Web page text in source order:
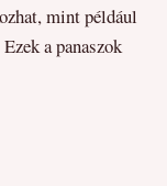
mint például
a panaszok